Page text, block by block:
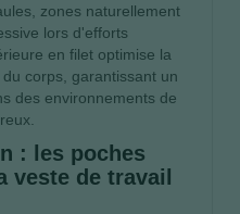
zones naturellement
lors d'efforts
en filet optimise la
corps, garantissant un
des environnements de
: les poches
veste de travail